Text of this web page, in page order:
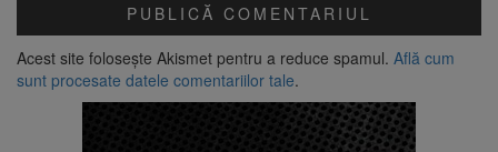
Acest site folosește Akismet pentru a reduce spamul. Află cum
sunt procesate datele comentariilor tale.